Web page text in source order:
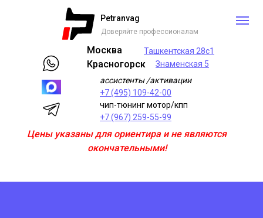
Ташкентская 28с1
Знаменская 5
ассистенты /активации
+7 (495) 109-42-00
чип-тюнинг мотор/кпп
+7 (967) 259-55-99
Москва
Красногорск
Petranvag
Доверяйте профессионалам
Цены указаны для ориентира и не являются
окончательными!